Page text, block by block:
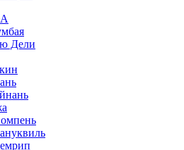
Дели